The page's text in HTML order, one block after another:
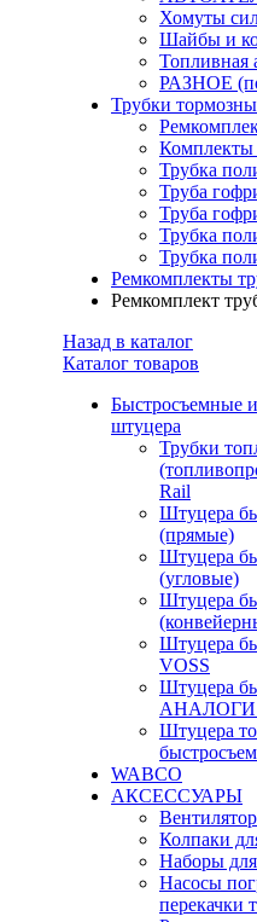
Хомуты
Шайбы и
РАЗНОЕ
Трубки
Комплекты
Трубка
Труба
Труба
Трубка
Трубка
Ремкомплекты
Ремкомплект
Назад в каталог
Каталог товаров
Быстросъемные
штуцера
Трубки
Rail
Штуцера
(прямые)
Штуцера
(угловые)
Штуцера
Штуцера
VOSS
Штуцера
АНАЛОГИ
Штуцера
WABCO
АКСЕССУАРЫ
Колпаки
Наборы
Насосы
перекачки